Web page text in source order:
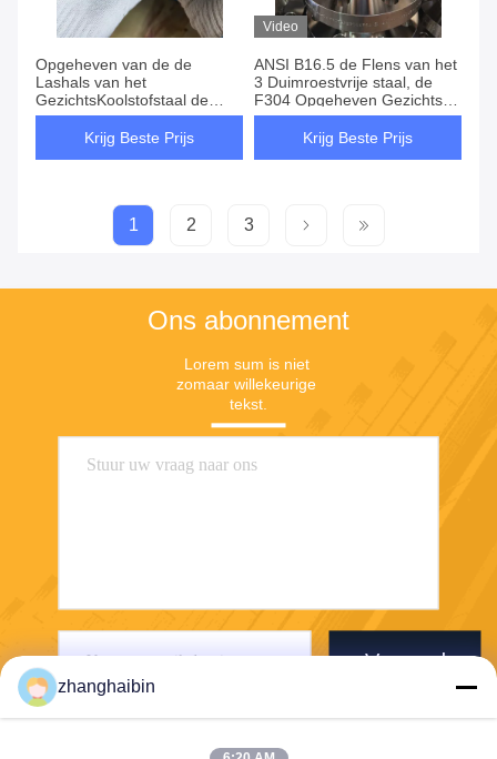
Opgeheven van de de
Lashals van het
GezichtsKoolstofstaal de
Flenslf2 Klasse 300 ANSI
Krijg Beste Prijs
Video
ANSI B16.5 de Flens van het
3 Duimroestvrije staal, de
F304 Opgeheven Gezichtsss
Flens van de Lashals
Krijg Beste Prijs
1 2 3
Ons abonnement
Lorem sum is niet
zomaar willekeurige
tekst.
Verzend
zhanghaibin